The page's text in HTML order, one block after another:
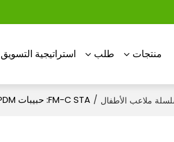
منتجات طلب استراتيجية التسويق
ملاعب الأطفال / FM-C STA: حبيبات EPDM مصممة خصيصًا لمناطق لعب الأطفال | تعزيز السلامة والاستمتاع